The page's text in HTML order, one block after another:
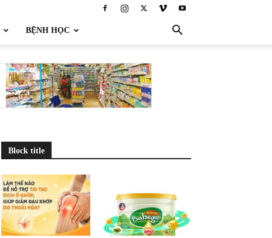
BỆNH HỌC
Block title